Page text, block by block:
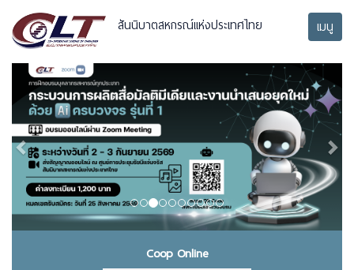
สันนิบาตสหกรณ์แห่งประเทศไทย เมนู
Previous
Coop Online